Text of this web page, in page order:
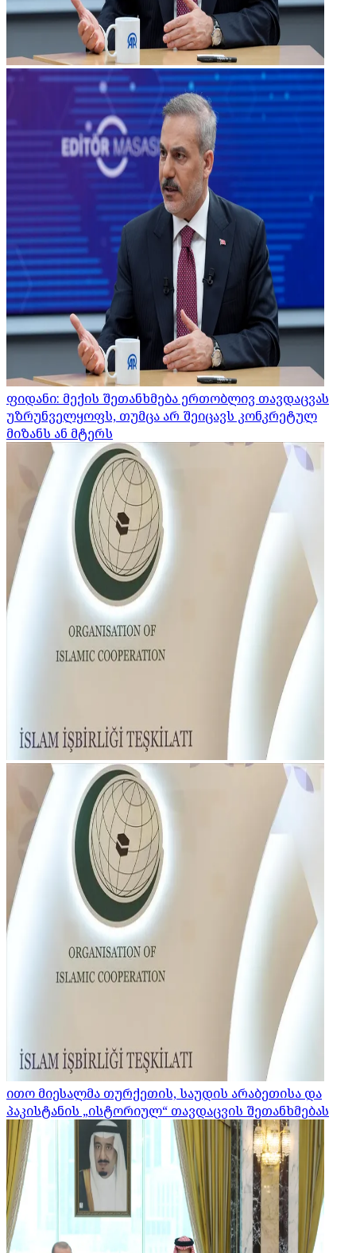
ფიდანი: მექის შეთანხმება ერთობლივ თავდაცვას
უზრუნველყოფს, თუმცა არ შეიცავს კონკრეტულ
მიზანს ან მტერს
ითო მიესალმა თურქეთის, საუდის არაბეთისა და
პაკისტანის „ისტორიულ“ თავდაცვის შეთანხმებას